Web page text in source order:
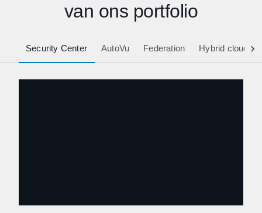
van ons portfolio
Security Center AutoVu Federation Hybrid cloud